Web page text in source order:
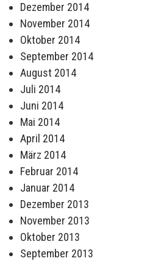
Dezember 2014
November 2014
Oktober 2014
September 2014
August 2014
Juli 2014
Juni 2014
Mai 2014
April 2014
März 2014
Februar 2014
Januar 2014
Dezember 2013
November 2013
Oktober 2013
September 2013